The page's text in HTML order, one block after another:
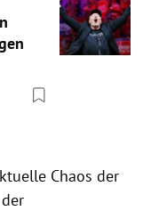
Chaos der